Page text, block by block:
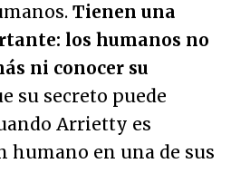
Tienen una
los humanos no
ni conocer su
su secreto puede
Arrietty es
humano en una de sus